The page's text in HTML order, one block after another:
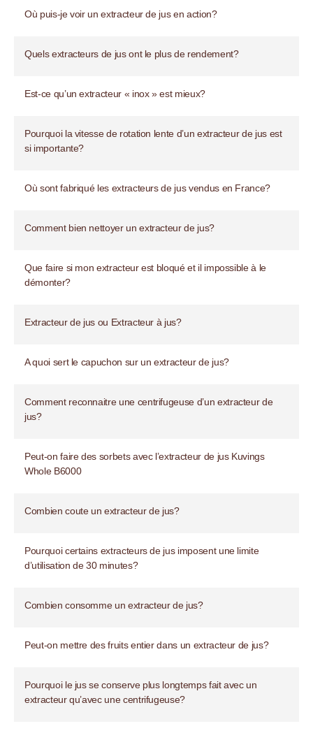
Où puis-je voir un extracteur de jus en action?
Quels extracteurs de jus ont le plus de rendement?
Est-ce qu’un extracteur « inox » est mieux?
Pourquoi la vitesse de rotation lente d’un extracteur de jus est
si importante?
Où sont fabriqué les extracteurs de jus vendus en France?
Comment bien nettoyer un extracteur de jus?
Que faire si mon extracteur est bloqué et il impossible à le
démonter?
Extracteur de jus ou Extracteur à jus?
A quoi sert le capuchon sur un extracteur de jus?
Comment reconnaitre une centrifugeuse d’un extracteur de
jus?
Peut-on faire des sorbets avec l’extracteur de jus Kuvings
Whole B6000
Combien coute un extracteur de jus?
Pourquoi certains extracteurs de jus imposent une limite
d’utilisation de 30 minutes?
Combien consomme un extracteur de jus?
Peut-on mettre des fruits entier dans un extracteur de jus?
Pourquoi le jus se conserve plus longtemps fait avec un
extracteur qu’avec une centrifugeuse?